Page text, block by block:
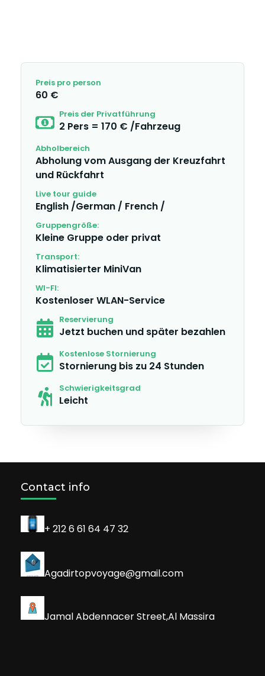
Preis pro person
60 €
Preis der Privatführung
2 Pers = 170 € /Fahrzeug
Abholbereich
Abholung vom Ausgang der Kreuzfahrt
und Rückfahrt
Live tour guide
English /German / French /
Gruppengröße:
Kleine Gruppe oder privat
Transport:
Klimatisierter MiniVan
WI-FI:
Kostenloser WLAN-Service
Reservierung
Jetzt buchen und später bezahlen
Kostenlose Stornierung
Stornierung bis zu 24 Stunden
Schwierigkeitsgrad
Leicht
Contact info
+ 212 6 61 64 47 32
Agadirtopvoyage@gmail.com
Jamal Abdennacer Street,Al Massira